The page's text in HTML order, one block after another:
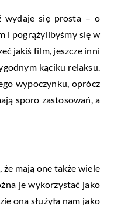
wydaje się prosta – o
i pogrążylibyśmy się w
jakiś film, jeszcze inni
kąciku relaksu.
wypoczynku, oprócz
sporo zastosowań, a
że mają one także wiele
je wykorzystać jako
ona służyła nam jako